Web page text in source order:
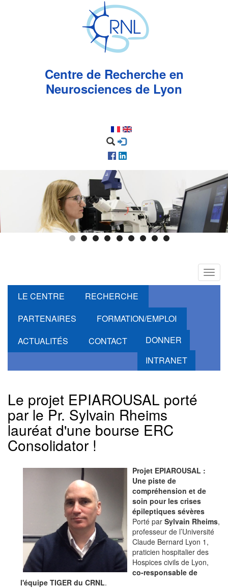
Centre de Recherche en
Neurosciences de Lyon
LE CENTRE
RECHERCHE
PARTENAIRES
FORMATION/EMPLOI
ACTUALITÉS
CONTACT
DONNER
INTRANET
Le projet EPIAROUSAL porté
par le Pr. Sylvain Rheims
lauréat d'une bourse ERC
Consolidator !
Projet EPIAROUSAL :
Une piste de
compréhension et de
soin pour les crises
épileptiques sévères
Porté par Sylvain Rheims,
professeur de l’Université
Claude Bernard Lyon 1,
praticien hospitalier des
Hospices civils de Lyon,
co-responsable de
l'équipe TIGER du CRNL.